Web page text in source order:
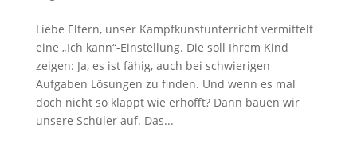
Liebe Eltern, unser Kampfkunstunterricht vermittelt
eine „Ich kann“-Einstellung. Die soll Ihrem Kind
zeigen: Ja, es ist fähig, auch bei schwierigen
Aufgaben Lösungen zu finden. Und wenn es mal
doch nicht so klappt wie erhofft? Dann bauen wir
unsere Schüler auf. Das...